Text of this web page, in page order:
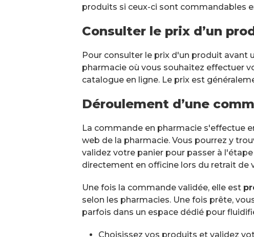
produits si ceux-ci sont commandables
Consulter le prix d’un
Pour consulter le prix d'un produit avant
pharmacie où vous souhaitez effectuer
catalogue en ligne. Le prix est
Déroulement d’une
La commande en pharmacie s'effectue
web de la pharmacie. Vous pourrez y
validez votre panier pour passer à
directement en officine lors du retrait de
Une fois la commande validée, elle est
selon les pharmacies. Une fois prête,
parfois dans un espace dédié pour
Choisissez vos produits et validez